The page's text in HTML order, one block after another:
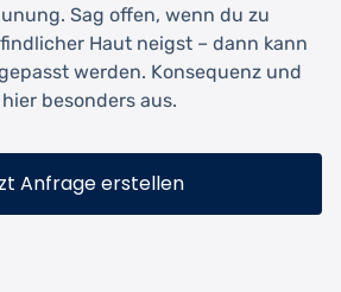
Sag offen, wenn du zu
Haut neigst – dann kann
werden. Konsequenz und
besonders aus.
Anfrage erstellen